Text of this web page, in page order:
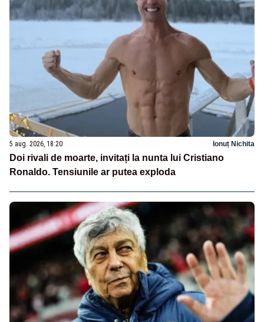
5 aug. 2026, 18:20 Ionuț Nichita
Doi rivali de moarte, invitați la nunta lui Cristiano
Ronaldo. Tensiunile ar putea exploda